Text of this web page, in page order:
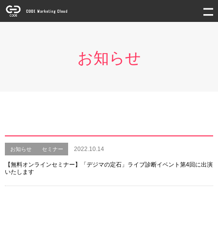
お知らせ
お知らせ セミナー 2022.10.14
【無料オンラインセミナー】「デジマの定石」ライブ診断イベント第4回に出演
いたします